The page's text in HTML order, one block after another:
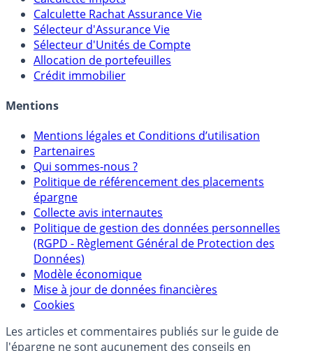
Calculateur d'intérêts
Calculette Impôts
Calculette Rachat Assurance Vie
Sélecteur d'Assurance Vie
Sélecteur d'Unités de Compte
Crédit immobilier
Mentions
Mentions légales et Conditions d’utilisation
Partenaires
Qui sommes-nous ?
Politique de référencement des placements
épargne
Collecte avis internautes
Politique de gestion des données personnelles
(RGPD - Règlement Général de Protection des
Données)
Modèle économique
Cookies